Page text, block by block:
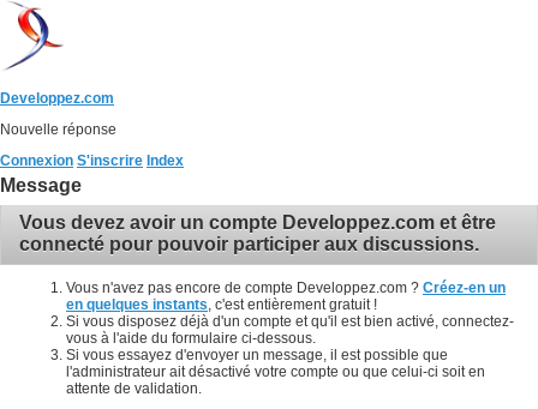
Developpez.com
Nouvelle réponse
Connexion S'inscrire Index
Message
Vous devez avoir un compte Developpez.com et être
connecté pour pouvoir participer aux discussions.
Vous n'avez pas encore de compte Developpez.com ? Créez-en un
en quelques instants , c'est entièrement gratuit !
Si vous disposez déjà d'un compte et qu'il est bien activé, connectez-
vous à l'aide du formulaire ci-dessous.
Si vous essayez d'envoyer un message, il est possible que
l'administrateur ait désactivé votre compte ou que celui-ci soit en
attente de validation.